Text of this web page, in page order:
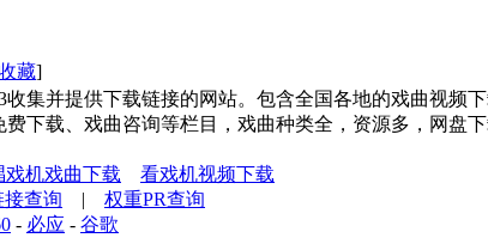
藏]
集并提供下载链接的网站。包含全国各地的戏曲视频
下载、戏曲咨询等栏目，戏曲种类全，资源多，网盘
戏机戏曲下载
看戏机视频下载
查询 | 权重PR查询
- 必应 - 谷歌